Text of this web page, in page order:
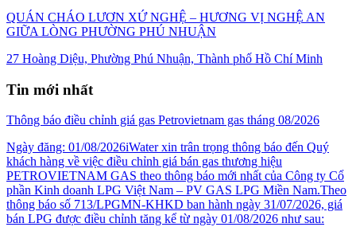
QUÁN CHÁO LƯƠN XỨ NGHỆ – HƯƠNG VỊ NGHỆ AN
GIỮA LÒNG PHƯỜNG PHÚ NHUẬN
27 Hoàng Diệu, Phường Phú Nhuận, Thành phố Hồ Chí Minh
Tin mới nhất
Thông báo điều chỉnh giá gas Petrovietnam gas tháng 08/2026
Ngày đăng: 01/08/2026iWater xin trân trọng thông báo đến Quý
khách hàng về việc điều chỉnh giá bán gas thương hiệu
PETROVIETNAM GAS theo thông báo mới nhất của Công ty Cổ
phần Kinh doanh LPG Việt Nam – PV GAS LPG Miền Nam.Theo
thông báo số 713/LPGMN-KHKD ban hành ngày 31/07/2026, giá
bán LPG được điều chỉnh tăng kể từ ngày 01/08/2026 như sau: